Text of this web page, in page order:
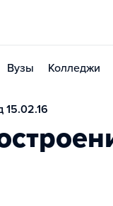
Вузы Колледжи
15.02.16